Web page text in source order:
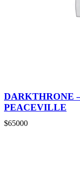
DARKTHRONE
PEACEVILLE
$65000